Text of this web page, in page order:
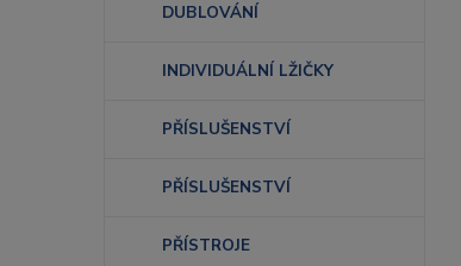
DUBLOVÁNÍ
INDIVIDUÁLNÍ LŽIČKY
PŘÍSLUŠENSTVÍ
PŘÍSLUŠENSTVÍ
PŘÍSTROJE